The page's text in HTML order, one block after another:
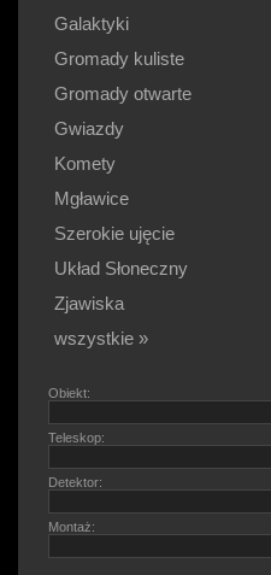
Galaktyki
Gromady kuliste
Gromady otwarte
Gwiazdy
Komety
Mgławice
Szerokie ujęcie
Układ Słoneczny
Zjawiska
wszystkie »
Obiekt:
Teleskop:
Detektor:
Montaż: